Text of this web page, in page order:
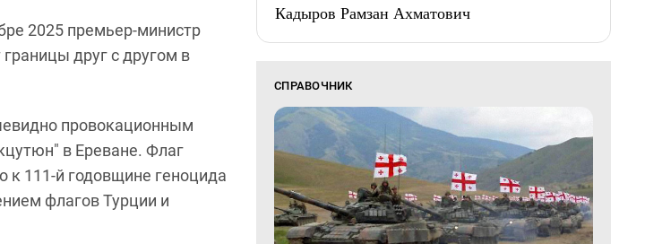
2025 премьер-министр
друг с другом в
провокационным
в Ереване. Флаг
к 111-й годовщине геноцида
флагов Турции и
Кадыров Рамзан Ахматович
СПРАВОЧНИК